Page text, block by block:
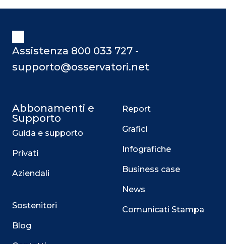
Assistenza 800 033 727 -
supporto@osservatori.net
Abbonamenti e
Supporto
Guida e supporto
Privati
Aziendali
Sostenitori
Blog
Report
Grafici
Infografiche
Business case
News
Comunicati Stampa